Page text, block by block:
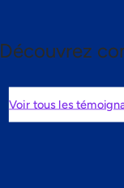
Découvrez
Voir tous les